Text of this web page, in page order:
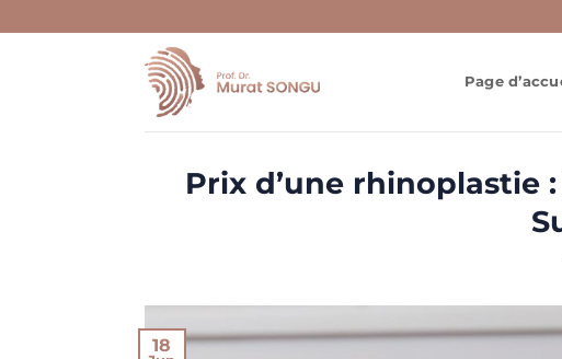
Page
Prix d’une rhinoplastie
18